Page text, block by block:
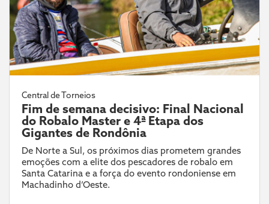
Central de Torneios
Fim de semana decisivo: Final Nacional
do Robalo Master e 4ª Etapa dos
Gigantes de Rondônia
De Norte a Sul, os próximos dias prometem grandes
emoções com a elite dos pescadores de robalo em
Santa Catarina e a força do evento rondoniense em
Machadinho d’Oeste.